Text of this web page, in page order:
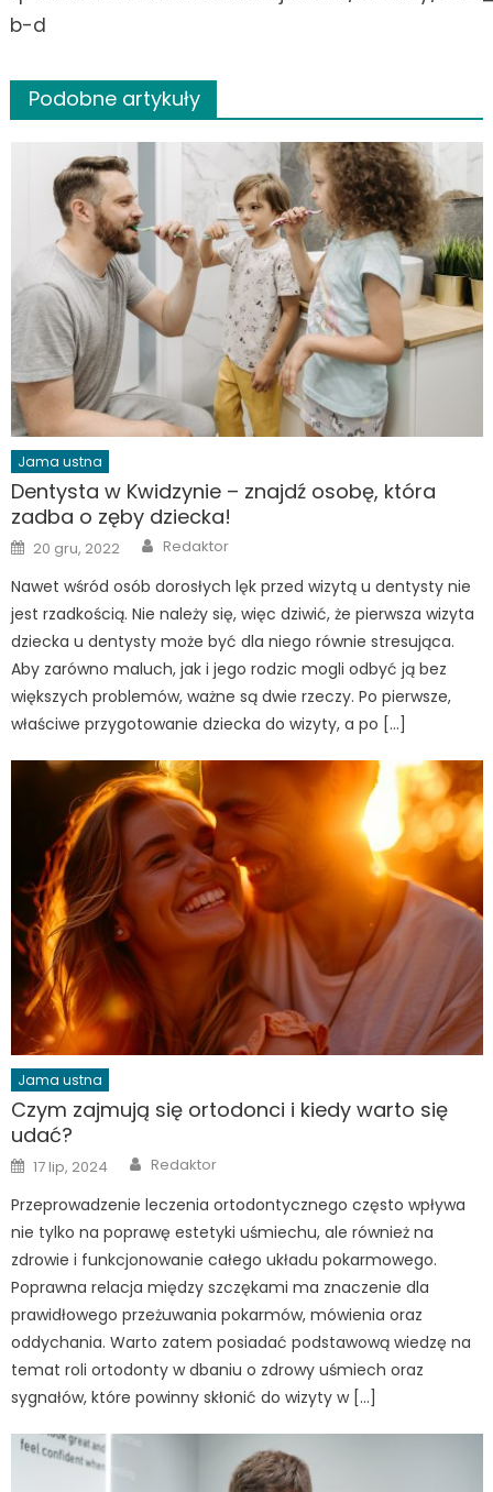
b-d
Podobne artykuły
Jama ustna
Dentysta w Kwidzynie – znajdź osobę, która
zadba o zęby dziecka!
Posted
on
20 gru, 2022 Author
Redaktor
Nawet wśród osób dorosłych lęk przed wizytą u dentysty nie
jest rzadkością. Nie należy się, więc dziwić, że pierwsza wizyta
dziecka u dentysty może być dla niego równie stresująca.
Aby zarówno maluch, jak i jego rodzic mogli odbyć ją bez
większych problemów, ważne są dwie rzeczy. Po pierwsze,
właściwe przygotowanie dziecka do wizyty, a po […]
Jama ustna
Czym zajmują się ortodonci i kiedy warto się
udać?
Posted
on
17 lip, 2024 Author
Redaktor
Przeprowadzenie leczenia ortodontycznego często wpływa
nie tylko na poprawę estetyki uśmiechu, ale również na
zdrowie i funkcjonowanie całego układu pokarmowego.
Poprawna relacja między szczękami ma znaczenie dla
prawidłowego przeżuwania pokarmów, mówienia oraz
oddychania. Warto zatem posiadać podstawową wiedzę na
temat roli ortodonty w dbaniu o zdrowy uśmiech oraz
sygnałów, które powinny skłonić do wizyty w […]